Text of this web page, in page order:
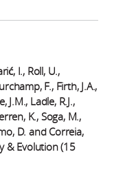
I., Roll, U.,
F., Firth, J.A.,
J.M., Ladle, R.J.,
K., Soga, M.,
D. and Correia,
& Evolution (15